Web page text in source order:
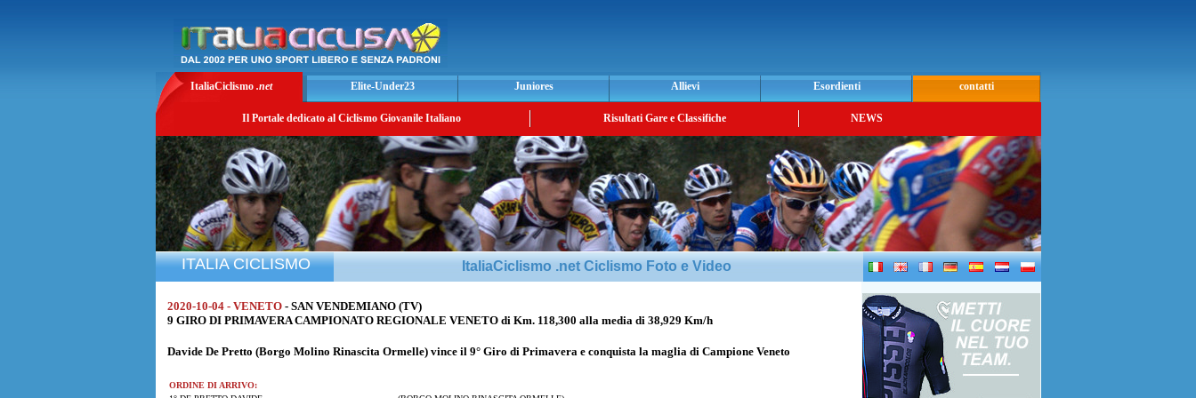
ItaliaCiclismo .net Elite-Under23 Juniores Allievi Esordienti contatti
Il Portale dedicato al Ciclismo Giovanile Italiano Risultati Gare e Classifiche NEWS
ITALIA CICLISMO ItaliaCiclismo .net Ciclismo Foto e Video
2020-10-04 - VENETO - SAN VENDEMIANO (TV)
9 GIRO DI PRIMAVERA CAMPIONATO REGIONALE VENETO di Km. 118,300 alla media di 38,929 Km/h
Davide De Pretto (Borgo Molino Rinascita Ormelle) vince il 9° Giro di Primavera e conquista la maglia di Campione Veneto
ORDINE DI ARRIVO: